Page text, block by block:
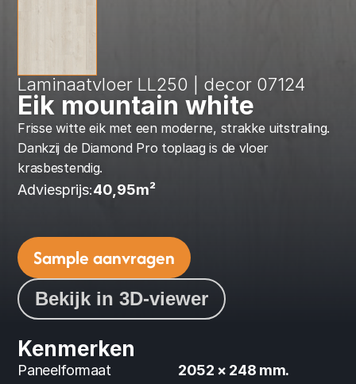
Laminaatvloer LL250 | decor 07124
Eik mountain white
Adviesprijs:40,95m²
Frisse witte eik met een moderne, strakke uitstraling.
Dankzij de Diamond Pro toplaag is de vloer
krasbestendig.
Sample aanvragen
Bekijk in 3D-viewer
Kenmerken
Paneelformaat 2052 × 248 mm.